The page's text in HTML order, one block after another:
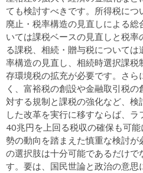
ても検討すべきです。所得税に
廃止・税率構造の見直しによる
いては課税ベースの見直しと税
る課税、相続・贈与税について
率構造の見直し、相続時選択課
存環境税の拡充が必要です。さ
く、富裕税の創設や金融取引税
対する規制と課税の強化など、検
した改革を実行に移すならば、
40兆円を上回る税収の確保も可
勢の動向を踏まえた慎重な検討
の選択肢は十分可能であるだけ
す。要は、国民世論と政治の意思